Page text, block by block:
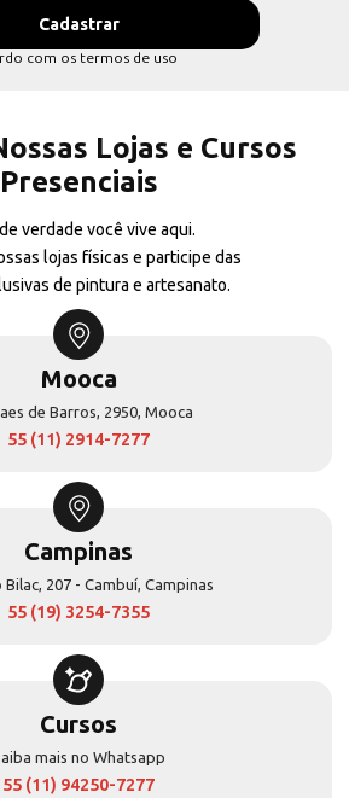
com os termos de uso
Lojas e Cursos
Presenciais
verdade você vive aqui.
lojas físicas e participe das
de pintura e artesanato.
Mooca
de Barros, 2950, Mooca
55 (11) 2914-7277
Campinas
Bilac, 207 - Cambuí, Campinas
55 (19) 3254-7355
Cursos
mais no Whatsapp
55 (11) 94250-7277